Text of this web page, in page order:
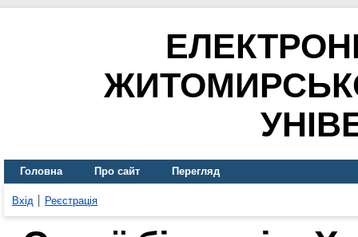
Головна Про сайт Перегляд
Вхід Реєстрація